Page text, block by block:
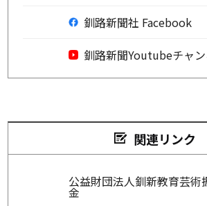
釧路新聞社 Facebook
釧路新聞Youtubeチャ
関連リンク
公益財団法人釧新教育芸術
金